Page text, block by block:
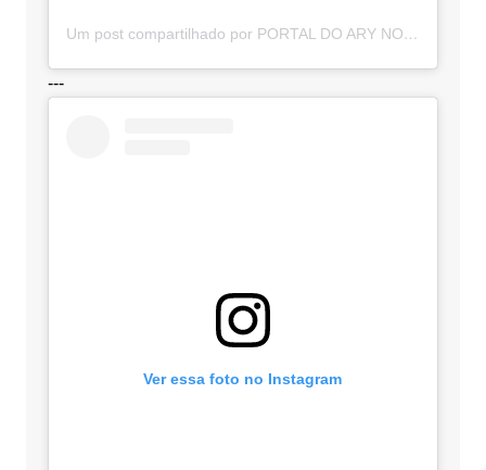
Um post compartilhado por PORTAL DO ARY NOTÍCIAS (@portaldoarynoticias)
---
Ver essa foto no Instagram